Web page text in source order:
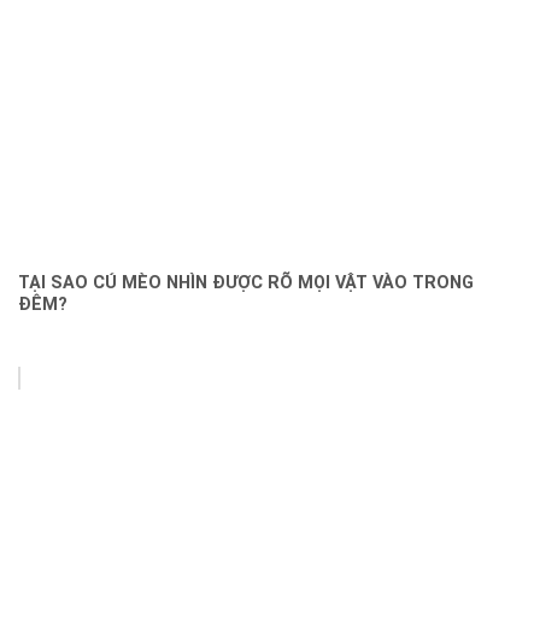
TẠI SAO CÚ MÈO NHÌN ĐƯỢC RÕ MỌI VẬT VÀO TRONG
ĐÊM?